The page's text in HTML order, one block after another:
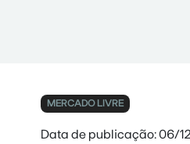
MERCADO LIVRE
Data de publicação: 06/